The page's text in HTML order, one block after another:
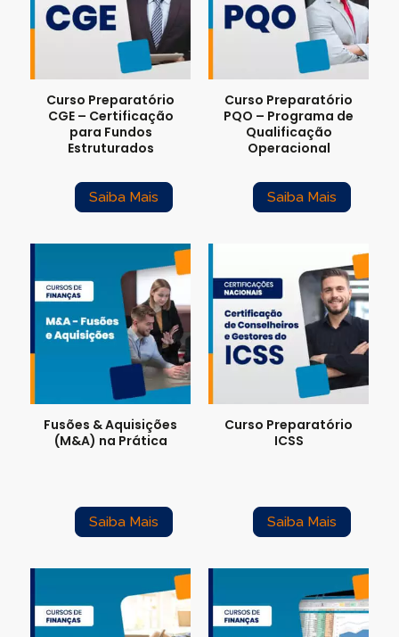
Curso Preparatório
CGE – Certificação
para Fundos
Estruturados
Saiba Mais
Curso Preparatório
PQO – Programa de
Qualificação
Operacional
Saiba Mais
Fusões & Aquisições
(M&A) na Prática
Saiba Mais
Curso Preparatório
ICSS
Saiba Mais